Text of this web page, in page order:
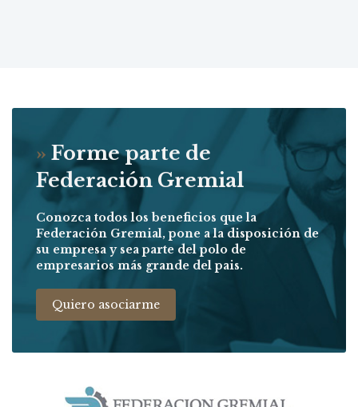
» Forme parte de
Federación Gremial
Conozca todos los beneficios que la
Federación Gremial, pone a la disposición de
su empresa y sea parte del polo de
empresarios más grande del pais.
Quiero asociarme